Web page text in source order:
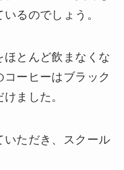
るのでしょう。
とんど飲まなくな
ーヒーはブラック
ました。
いただき、スクール